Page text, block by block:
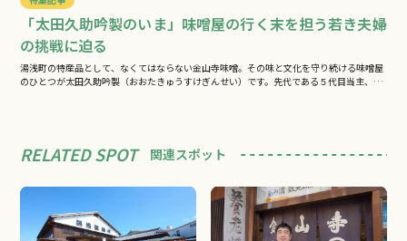
「太田久助吟製のいま」味噌屋の行く末を担う若き夫婦
の挑戦に迫る
湯浅町の特産品として、なくてはならない金山寺味噌。その味と文化を守り続ける味噌屋
のひとつが太田久助吟製（おおたきゅうすけぎんせい）です。先代である５代目当主、
RELATED SPOT 関連スポット